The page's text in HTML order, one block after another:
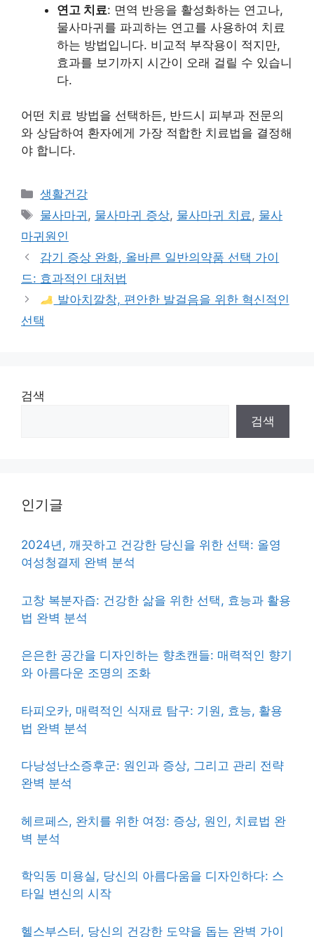
연고 치료: 면역 반응을 활성화하는 연고나,
물사마귀를 파괴하는 연고를 사용하여 치료
하는 방법입니다. 비교적 부작용이 적지만,
효과를 보기까지 시간이 오래 걸릴 수 있습니
다.
어떤 치료 방법을 선택하든, 반드시 피부과 전문의
와 상담하여 환자에게 가장 적합한 치료법을 결정해
야 합니다.
Categories
생활건강
Tags
물사마귀 , 물사마귀 증상, 물사마귀 치료, 물사
마귀원인
감기 증상 완화, 올바른 일반의약품 선택 가이
드: 효과적인 대처법
발아치깔창, 편안한 발걸음을 위한 혁신적인
선택
검색
검색
인기글
2024년, 깨끗하고 건강한 당신을 위한 선택: 올영
여성청결제 완벽 분석
고창 복분자즙: 건강한 삶을 위한 선택, 효능과 활용
법 완벽 분석
은은한 공간을 디자인하는 향초캔들: 매력적인 향기
와 아름다운 조명의 조화
타피오카, 매력적인 식재료 탐구: 기원, 효능, 활용
법 완벽 분석
다낭성난소증후군: 원인과 증상, 그리고 관리 전략
완벽 분석
헤르페스, 완치를 위한 여정: 증상, 원인, 치료법 완
벽 분석
학익동 미용실, 당신의 아름다움을 디자인하다: 스
타일 변신의 시작
헬스부스터, 당신의 건강한 도약을 돕는 완벽 가이